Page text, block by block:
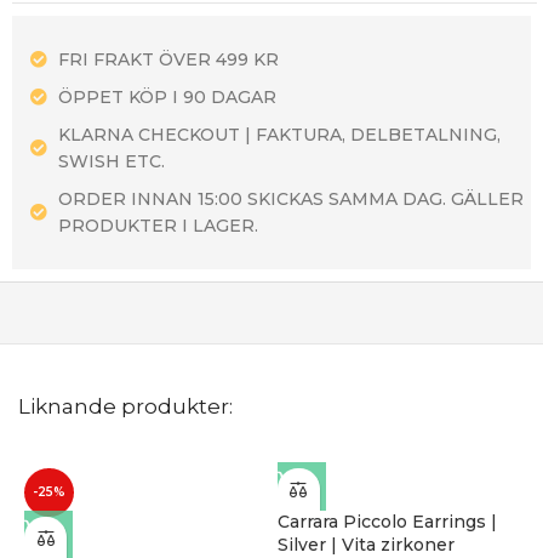
FRI FRAKT ÖVER 499 KR
ÖPPET KÖP I 90 DAGAR
KLARNA CHECKOUT | FAKTURA, DELBETALNING,
SWISH ETC.
ORDER INNAN 15:00 SKICKAS SAMMA DAG. GÄLLER
PRODUKTER I LAGER.
Liknande produkter:
-25%
Carrara Piccolo Earrings |
Silver | Vita zirkoner